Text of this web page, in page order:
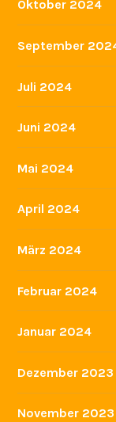
August 2025
Juli 2025
Juni 2025
Mai 2025
April 2025
März 2025
Februar 2025
Dezember 2024
November 2024
Oktober 2024